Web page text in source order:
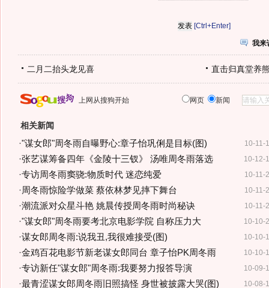
[Ctrl+Enter]
我来
二月二抬头龙见喜 直击归真堂养
上网从搜狗开始 网页 新闻
相关新闻
10-11-
·"谋女郎"周冬雨自曝野心:章子怡巩俐是目标(图)
10-12-
·张艺谋筹备四年《金陵十三钗》 汤唯周冬雨落选
10-11-
·专访周冬雨窦骁:物质时代 迷恋纯爱
10-11-
·周冬雨惊险学做菜 蔡依林梦见摔下舞台
10-11-
·潮流派对众星斗艳 姚晨传授周冬雨时尚秘诀
10-10-
·"谋女郎"周冬雨要考北京电影学院 自称压力大
10-10-
·谋女郎周冬雨:说我丑,我很难接受(图)
10-10-
·金鸡百花电影节新老谋女郎同台 章子怡PK周冬雨
10-09-
·专访新任"谋女郎"周冬雨:我要努力报答导演
10-08-
·最青涩谋女郎周冬雨旧照搞怪 身世被披露大哭(图)